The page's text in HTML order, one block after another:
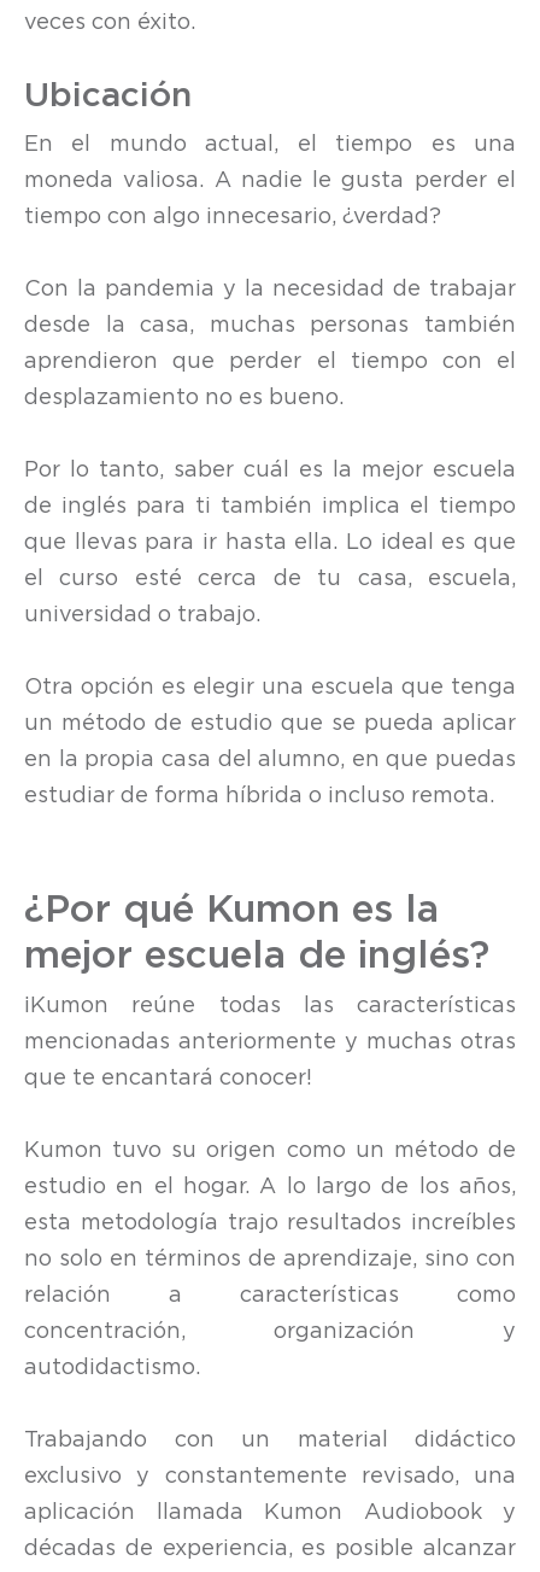
veces con éxito.
Ubicación
En el mundo actual, el tiempo es una
moneda valiosa. A nadie le gusta perder el
tiempo con algo innecesario, ¿verdad?
Con la pandemia y la necesidad de trabajar
desde la casa, muchas personas también
aprendieron que perder el tiempo con el
desplazamiento no es bueno.
Por lo tanto, saber cuál es la mejor escuela
de inglés para ti también implica el tiempo
que llevas para ir hasta ella. Lo ideal es que
el curso esté cerca de tu casa, escuela,
universidad o trabajo.
Otra opción es elegir una escuela que tenga
un método de estudio que se pueda aplicar
en la propia casa del alumno, en que puedas
estudiar de forma híbrida o incluso remota.
¿Por qué Kumon es la
mejor escuela de inglés?
¡Kumon reúne todas las características
mencionadas anteriormente y muchas otras
que te encantará conocer!
Kumon tuvo su origen como un método de
estudio en el hogar. A lo largo de los años,
esta metodología trajo resultados increíbles
no solo en términos de aprendizaje, sino con
relación a características como
concentración, organización y
autodidactismo.
Trabajando con un material didáctico
exclusivo y constantemente revisado, una
aplicación llamada Kumon Audiobook y
décadas de experiencia, es posible alcanzar